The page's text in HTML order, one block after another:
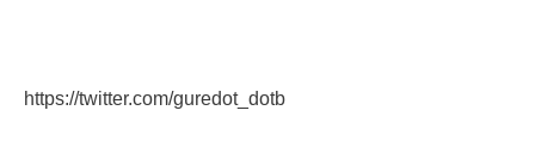
https://twitter.com/guredot_dotb